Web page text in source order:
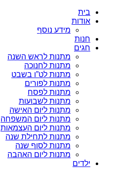
בית
אודות
מידע נוסף
חנות
חגים
מתנות לראש השנה
מתנות לחנוכה
מתנות לט”ו בשבט
מתנות לפורים
מתנות לפסח
מתנות לשבועות
מתנות ליום האישה
מתנות ליום המשפחה
מתנות ליום העצמאות
מתנות לתחילת שנה
מתנות לסוף שנה
מתנות ליום האהבה
ילדים